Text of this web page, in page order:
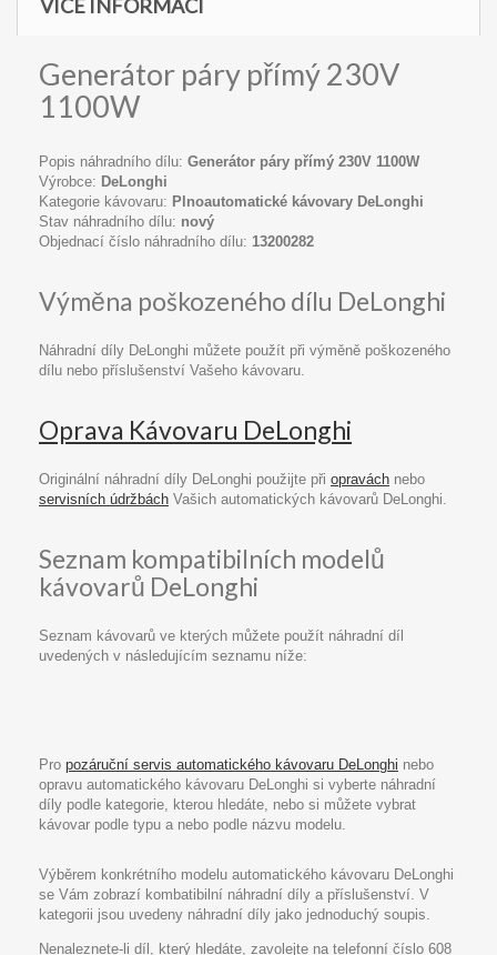
VÍCE INFORMACÍ
Generátor páry přímý 230V
1100W
Popis náhradního dílu: Generátor páry přímý 230V 1100W
Výrobce: DeLonghi
Kategorie kávovaru: Plnoautomatické kávovary DeLonghi
Stav náhradního dílu: nový
Objednací číslo náhradního dílu: 13200282
Výměna poškozeného dílu DeLonghi
Náhradní díly DeLonghi můžete použít při výměně poškozeného
dílu nebo příslušenství Vašeho kávovaru.
Oprava Kávovaru DeLonghi
Originální náhradní díly DeLonghi použijte při opravách nebo
servisních údržbách Vašich automatických kávovarů DeLonghi.
Seznam kompatibilních modelů
kávovarů DeLonghi
Seznam kávovarů ve kterých můžete použít náhradní díl
uvedených v následujícím seznamu níže:
Pro pozáruční servis automatického kávovaru DeLonghi nebo
opravu automatického kávovaru DeLonghi si vyberte náhradní
díly podle kategorie, kterou hledáte, nebo si můžete vybrat
kávovar podle typu a nebo podle názvu modelu.
Výběrem konkrétního modelu automatického kávovaru DeLonghi
se Vám zobrazí kombatibilní náhradní díly a příslušenství. V
kategorii jsou uvedeny náhradní díly jako jednoduchý soupis.
Nenaleznete-li díl, který hledáte, zavolejte na telefonní číslo 608